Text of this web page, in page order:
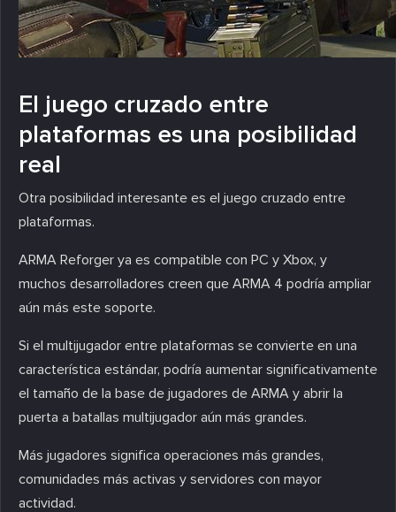
El juego cruzado entre
plataformas es una posibilidad
real
Otra posibilidad interesante es el juego cruzado entre
plataformas.
ARMA Reforger ya es compatible con PC y Xbox, y
muchos desarrolladores creen que ARMA 4 podría ampliar
aún más este soporte.
Si el multijugador entre plataformas se convierte en una
característica estándar, podría aumentar significativamente
el tamaño de la base de jugadores de ARMA y abrir la
puerta a batallas multijugador aún más grandes.
Más jugadores significa operaciones más grandes,
comunidades más activas y servidores con mayor
actividad.